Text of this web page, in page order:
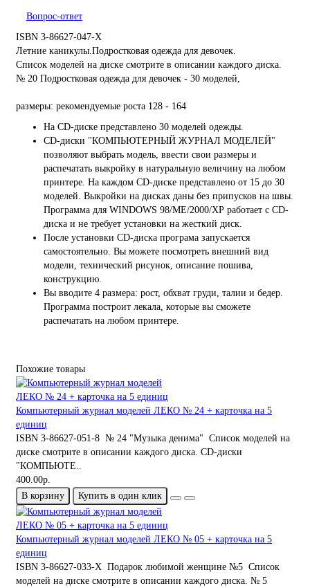
Вопрос-ответ
ISBN 3-86627-047-X
Летние каникулы.Подростковая одежда для девочек.
Список моделей на диске смотрите в описании каждого диска.
№ 20 Подростковая одежда для девочек - 30 моделей,
размеры: рекомендуемые роста 128 - 164
На CD-диске представлено 30 моделей одежды.
CD-диски "КОМПЬЮТЕРНЫЙ ЖУРНАЛ МОДЕЛЕЙ"
позволяют выбрать модель, ввести свои размеры и
распечатать выкройку в натуральную величину на любом
принтере. На каждом CD-диске представлено от 15 до 30
моделей. Выкройки на дисках даны без припусков на швы.
Программа для WINDOWS 98/МЕ/2000/ХР работает с CD-
диска и не требует установки на жесткий диск.
После установки CD-диска програма запускается
самостоятельно. Вы можете посмотреть внешний вид
модели, технический рисунок, описание пошива,
конструкцию.
Вы вводите 4 размера: рост, обхват груди, талии и бедер.
Программа построит лекала, которые вы сможете
распечатать на любом принтере.
Похожие товары
Компьютерный журнал моделей ЛЕКО № 24 + карточка на 5
единиц
ISBN 3-86627-051-8 № 24 "Музыка денима" Список моделей на
диске смотрите в описании каждого диска. CD-диски
"КОМПЬЮТЕ..
400.00р.
В корзину
Купить в один клик
Компьютерный журнал моделей ЛЕКО № 05 + карточка на 5
единиц
ISBN 3-86627-033-X Подарок любимой женщине №5 Список
моделей на диске смотрите в описании каждого диска. № 5